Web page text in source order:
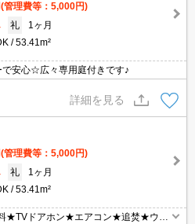
(管理費等：5,000円)
礼
1ヶ月
53.41m²
安心☆広々専用庭付きです♪
詳細を見る
(管理費等：5,000円)
礼
1ヶ月
53.41m²
★TVドアホン★エアコン★追焚★ウォ